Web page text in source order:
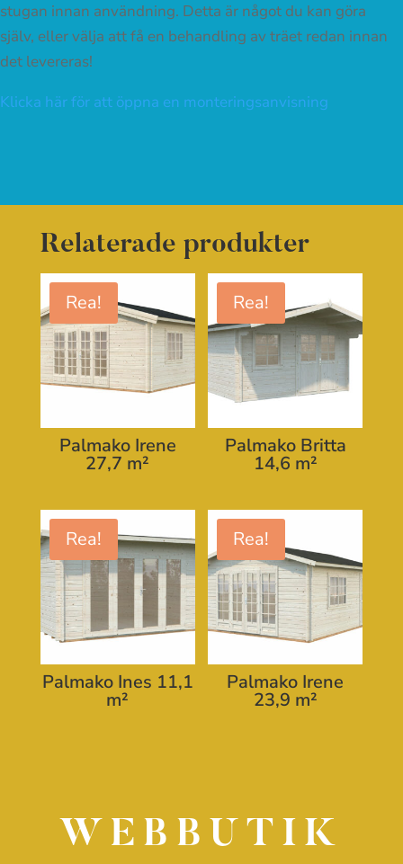
stugan innan användning. Detta är något du kan göra
själv, eller välja att få en behandling av träet redan innan
det levereras!
Klicka här för att öppna en monteringsanvisning
Relaterade produkter
Rea!
Palmako Irene
27,7 m²
Rea!
Palmako Britta
14,6 m²
Rea!
Palmako Ines 11,1
m²
Rea!
Palmako Irene
23,9 m²
WEBBUTIK